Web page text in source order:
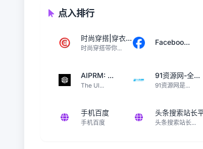
点入排行
时尚穿搭|穿衣...
时尚穿搭带你...
Faceboo...
AIPRM: ...
The Ul...
91资源网-全...
91资源网是...
手机百度
手机百度
头条搜索站长
头条搜索站长...